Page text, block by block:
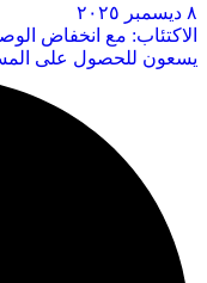
٨ ديسمبر ٢٠٢٥
الاكتئاب: مع انخفاض
يسعون للحصول على